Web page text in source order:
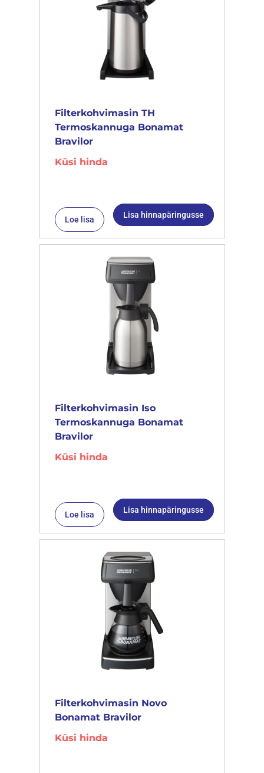
Filterkohvimasin TH
Termoskannuga Bonamat
Bravilor
Küsi hinda
Loe lisa Lisa hinnapäringusse
Filterkohvimasin Iso
Termoskannuga Bonamat
Bravilor
Küsi hinda
Loe lisa Lisa hinnapäringusse
Filterkohvimasin Novo
Bonamat Bravilor
Küsi hinda